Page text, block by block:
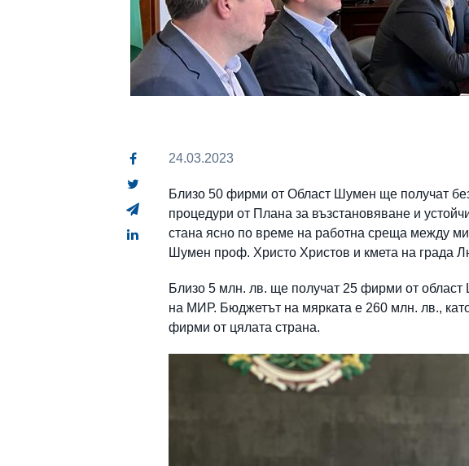
24.03.2023
Близо 50 фирми от Област Шумен ще получат
процедури от Плана за възстановяване и
стана ясно по време на работна среща между
Шумен проф. Христо Христов и кмета на града
Близо 5 млн. лв. ще получат 25 фирми от
на МИР. Бюджетът на мярката е 260 млн. лв.,
фирми от цялата страна.